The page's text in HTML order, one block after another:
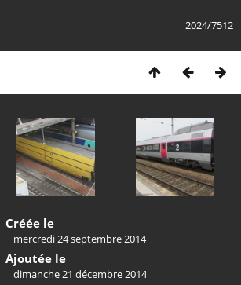
2024/7512
Créée le
mercredi 24 septembre 2014
Ajoutée le
dimanche 21 décembre 2014